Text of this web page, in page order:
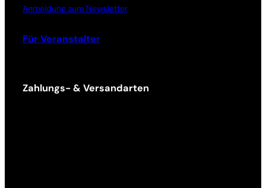
Anmeldung zum Newsletter
Für Veranstalter
Zahlungs- & Versandarten